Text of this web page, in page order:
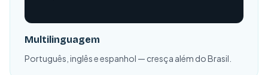
Multilinguagem
Português, inglês e espanhol — cresça além do Brasil.